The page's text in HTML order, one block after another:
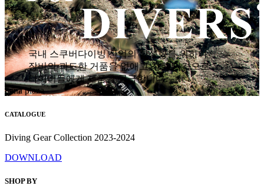
국내 스쿠버다이빙 산업의 활성화를 위하여
장비의 과도한 거품을 없애고 착한 가격으로
다이버들에게 제품을 공급합니다.
hana plaza
CATALOGUE
Diving Gear Collection 2023-2024
DOWNLOAD
SHOP BY